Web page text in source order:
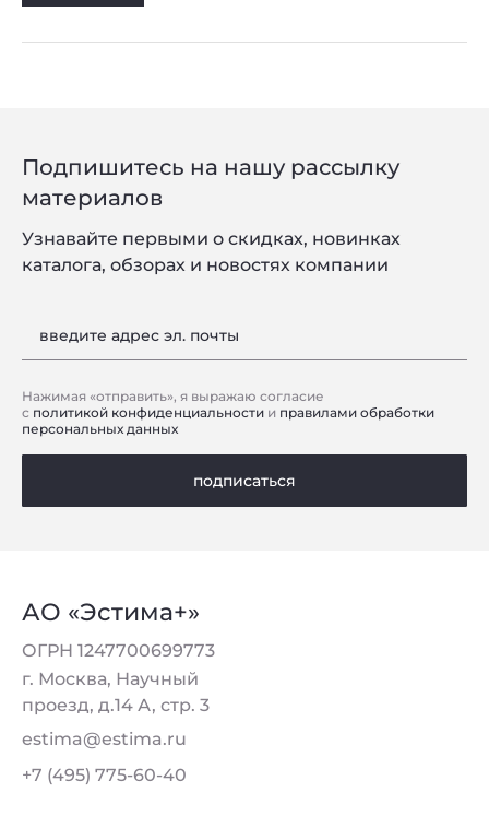
Подпишитесь на нашу рассылку
материалов
Узнавайте первыми о скидках, новинках
каталога, обзорах и новостях компании
введите адрес эл. почты
Нажимая «отправить», я выражаю согласие
с политикой конфиденциальности и правилами обработки
персональных данных
подписаться
АО «Эстима+»
ОГРН 1247700699773
г. Москва, Научный
проезд, д.14 А, стр. 3
estima@estima.ru
+7 (495) 775-60-40